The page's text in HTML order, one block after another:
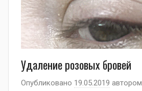
Удаление розовых бровей
Опубликовано 19.05.2019 автором